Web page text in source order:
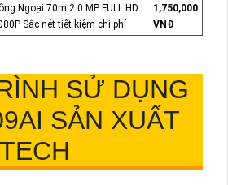
Ngoại 70m 2.0 MP FULL HD
Sắc nét tiết kiệm chi phí
1,750,000
VNĐ
SỬ DỤNG
SẢN XUẤT